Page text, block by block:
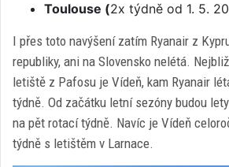
Toulouse (2x týdně od 1. 5.
I přes toto navýšení zatím Ryanair z
republiky, ani na Slovensko nelétá.
letiště z Pafosu je Vídeň, kam Ryanair
týdně. Od začátku letní sezóny budou
na pět rotací týdně. Navíc je Vídeň
týdně s letištěm v Larnace.